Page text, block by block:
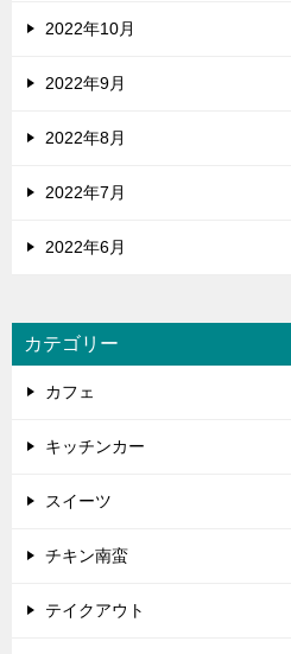
2022年10月
2022年9月
2022年8月
2022年7月
2022年6月
カテゴリー
カフェ
キッチンカー
スイーツ
チキン南蛮
テイクアウト